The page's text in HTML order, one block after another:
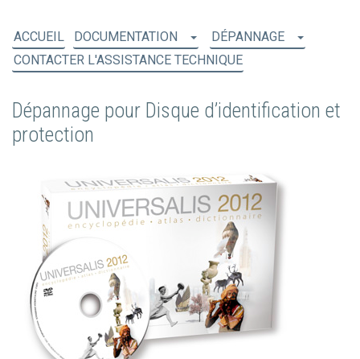
ACCUEIL DOCUMENTATION
DÉPANNAGE
CONTACTER L'ASSISTANCE TECHNIQUE
Dépannage pour Disque d’identification et
protection